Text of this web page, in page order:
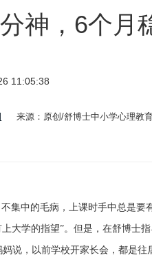
神，6个月
11:05:38
来源：原创/舒博士中小学心理教
集中的毛病，上课时手中总是要
大学的指望”。但是，在舒博士指
说，以前学校开家长会，都是往